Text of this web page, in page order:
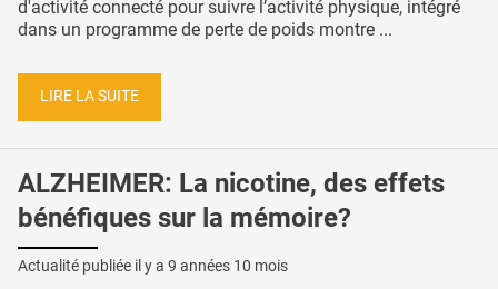
d'activité connecté pour suivre l’activité physique, intégré
dans un programme de perte de poids montre ...
LIRE LA SUITE
ALZHEIMER: La nicotine, des effets
bénéfiques sur la mémoire?
Actualité publiée il y a 9 années 10 mois